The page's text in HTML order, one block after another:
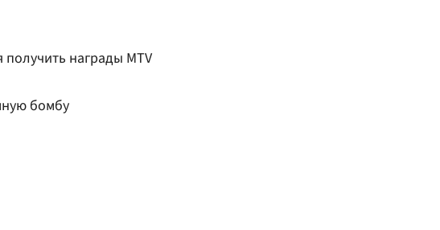
получить награды MTV
бомбу